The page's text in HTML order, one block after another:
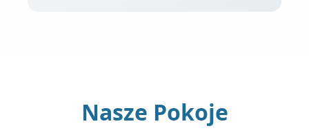
Nasze Pokoje